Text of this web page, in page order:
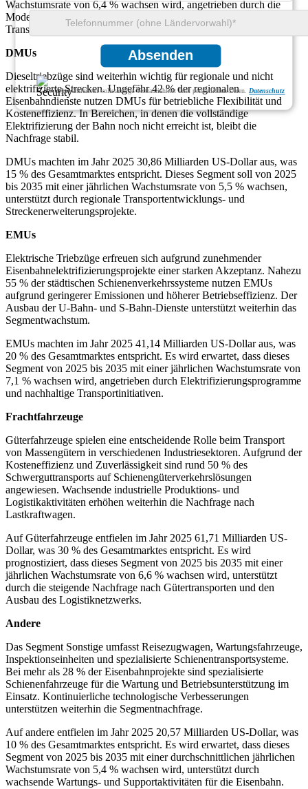
Absenden
Wir gewährleisten vollständige Vertraulichkeit Ihrer persönlichen Daten. Datenschutz
Wachstumsrate von 6,4 % wachsen wird, angetrieben durch die
Modernisierung der Schienenflotten und den Ausbau der
Transportnetze.
DMUs
Dieseltriebzüge sind weiterhin wichtig für regionale und nicht
elektrifizierte Strecken. Ungefähr 42 % der regionalen
Eisenbahndienste nutzen DMUs für betriebliche Flexibilität und
Kosteneffizienz. In Bereichen, in denen die vollständige
Elektrifizierung der Bahn noch nicht erreicht ist, bleibt die
Nachfrage stabil.
DMUs machten im Jahr 2025 30,86 Milliarden US-Dollar aus, was
15 % des Gesamtmarktes entspricht. Dieses Segment soll von 2025
bis 2035 mit einer jährlichen Wachstumsrate von 5,5 % wachsen,
unterstützt durch regionale Transportentwicklungs- und
Streckenerweiterungsprojekte.
EMUs
Elektrische Triebzüge erfreuen sich aufgrund zunehmender
Eisenbahnelektrifizierungsprojekte einer starken Akzeptanz. Nahezu
55 % der städtischen Schienenverkehrssysteme nutzen EMUs
aufgrund geringerer Emissionen und höherer Betriebseffizienz. Der
Ausbau der U-Bahn- und S-Bahn-Dienste unterstützt weiterhin das
Segmentwachstum.
EMUs machten im Jahr 2025 41,14 Milliarden US-Dollar aus, was
20 % des Gesamtmarktes entspricht. Es wird erwartet, dass dieses
Segment von 2025 bis 2035 mit einer jährlichen Wachstumsrate von
7,1 % wachsen wird, angetrieben durch Elektrifizierungsprogramme
und nachhaltige Transportinitiativen.
Frachtfahrzeuge
Güterfahrzeuge spielen eine entscheidende Rolle beim Transport
von Massengütern in verschiedenen Industriesektoren. Aufgrund der
Kosteneffizienz und Zuverlässigkeit sind rund 50 % des
Schwerguttransports auf Schienengüterverkehrslösungen
angewiesen. Wachsende industrielle Produktions- und
Logistikaktivitäten erhöhen weiterhin die Nachfrage nach
Lastkraftwagen.
Auf Güterfahrzeuge entfielen im Jahr 2025 61,71 Milliarden US-
Dollar, was 30 % des Gesamtmarktes entspricht. Es wird
prognostiziert, dass dieses Segment von 2025 bis 2035 mit einer
jährlichen Wachstumsrate von 6,6 % wachsen wird, unterstützt
durch die steigende Nachfrage nach Gütertransporten und den
Ausbau des Logistiknetzwerks.
Andere
Das Segment Sonstige umfasst Reisezugwagen, Wartungsfahrzeuge,
Inspektionseinheiten und spezialisierte Schienentransportsysteme.
Bei mehr als 28 % der Eisenbahnprojekte sind spezialisierte
Schienenfahrzeuge für die Wartung und Betriebsunterstützung im
Einsatz. Kontinuierliche technologische Verbesserungen
unterstützen weiterhin die Segmentnachfrage.
Auf andere entfielen im Jahr 2025 20,57 Milliarden US-Dollar, was
10 % des Gesamtmarktes entspricht. Es wird erwartet, dass dieses
Segment von 2025 bis 2035 mit einer durchschnittlichen jährlichen
Wachstumsrate von 5,4 % wachsen wird, unterstützt durch
wachsende Wartungs- und Supportaktivitäten für die Eisenbahn.